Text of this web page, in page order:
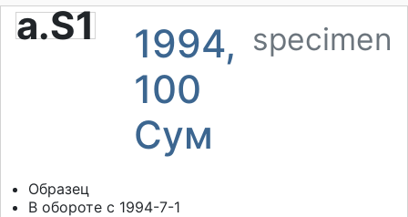
a.S1
1994,
100
Сум
specimen
Образец
В обороте с 1994-7-1